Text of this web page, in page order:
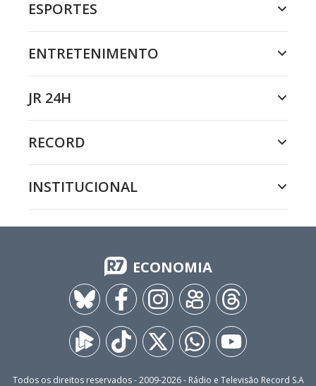
ESPORTES
ENTRETENIMENTO
JR 24H
RECORD
INSTITUCIONAL
ECONOMIA
Todos os direitos reservados - 2009-2026- Rádio e Televisão Record S.A